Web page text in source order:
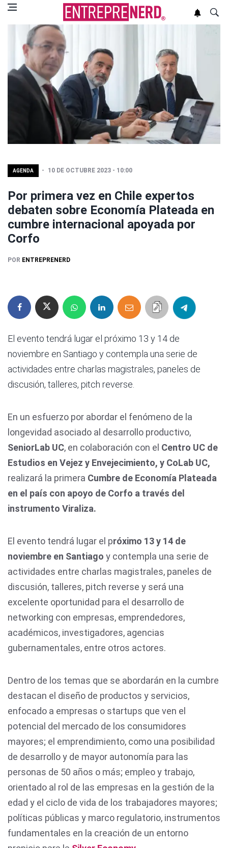
AGENDA 10 DE OCTUBRE 2023 - 10:00
Por primera vez en Chile expertos
debaten sobre Economía Plateada en
cumbre internacional apoyada por
Corfo
POR ENTREPRENERD
El evento tendrá lugar el próximo 13 y 14 de
noviembre en Santiago y contempla una serie de
actividades entre charlas magistrales, paneles de
discusión, talleres, pitch reverse.
En un esfuerzo por abordar el fenómeno de la
longevidad asociado al desarrollo productivo,
SeniorLab UC, en colaboración con el Centro UC de
Estudios en Vejez y Envejecimiento, y CoLab UC,
realizará la primera Cumbre de Economía Plateada
en el país con apoyo de Corfo a través del
instrumento Viraliza.
El evento tendrá lugar el próximo 13 y 14 de
noviembre en Santiago y contempla una serie de
actividades entre charlas magistrales, paneles de
discusión, talleres, pitch reverse y será una
excelente oportunidad para el desarrollo de
networking con empresas, emprendedores,
académicos, investigadores, agencias
gubernamentales, entre otros actores.
Dentro de los temas que se abordarán en la cumbre
destacan el diseño de productos y servicios,
enfocado a empresas o startups que ven el
potencial del mercado de los consumidores
mayores; el emprendimiento, como una posibilidad
de desarrollo y de mayor autonomía para las
personas de 50 años o más; empleo y trabajo,
orientado al rol de las empresas en la gestión de la
edad y el ciclo de vida de los trabajadores mayores;
políticas públicas y marco regulatorio, instrumentos
fundamentales en la creación de un entorno